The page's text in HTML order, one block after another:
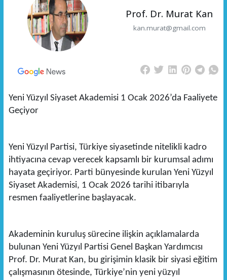
Prof. Dr. Murat Kan
kan.murat@gmail.com
Yeni Yüzyıl Siyaset Akademisi 1 Ocak 2026’da Faaliyete
Geçiyor
Yeni Yüzyıl Partisi, Türkiye siyasetinde nitelikli kadro
ihtiyacına cevap verecek kapsamlı bir kurumsal adımı
hayata geçiriyor. Parti bünyesinde kurulan Yeni Yüzyıl
Siyaset Akademisi, 1 Ocak 2026 tarihi itibarıyla
resmen faaliyetlerine başlayacak.
Akademinin kuruluş sürecine ilişkin açıklamalarda
bulunan Yeni Yüzyıl Partisi Genel Başkan Yardımcısı
Prof. Dr. Murat Kan, bu girişimin klasik bir siyasi eğitim
çalışmasının ötesinde, Türkiye’nin yeni yüzyıl